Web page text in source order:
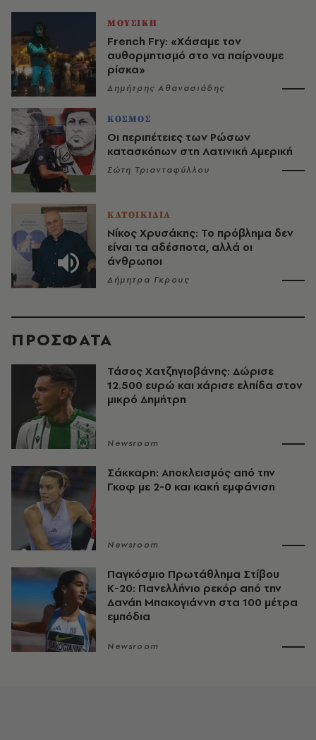
ΜΟΥΣΙΚΗ
French Fry: «Χάσαμε τον
αυθορμητισμό στο να παίρνουμε
ρίσκα»
Δημήτρης Αθανασιάδης
ΚΟΣΜΟΣ
Οι περιπέτειες των Ρώσων
κατασκόπων στη Λατινική Αμερική
Σώτη Τριανταφύλλου
ΚΑΤΟΙΚΙΔΙΑ
Νίκος Χρυσάκης: Το πρόβλημα δεν
είναι τα αδέσποτα, αλλά οι
άνθρωποι
Δήμητρα Γκρους
ΠΡΟΣΦΑΤΑ
Τάσος Χατζηγιοβάνης: Δώρισε
12.500 ευρώ και χάρισε ελπίδα στον
μικρό Δημήτρη
Newsroom
Σάκκαρη: Αποκλεισμός από την
Γκοφ με 2-0 και κακή εμφάνιση
Newsroom
Παγκόσμιο Πρωτάθλημα Στίβου
Κ-20: Πανελλήνιο ρεκόρ από την
Δανάη Μπακογιάννη στα 100 μέτρα
εμπόδια
Newsroom